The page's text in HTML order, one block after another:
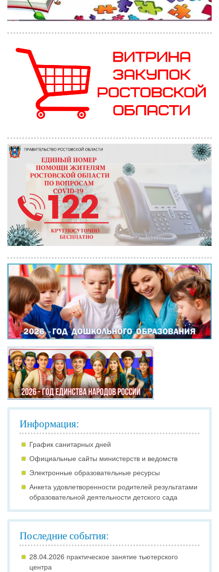
Информация:
График санитарных дней
Официальные сайты министерств и ведомств
Электронные образовательные ресурсы
Анкета удовлетворенности родителей результатами
образовательной деятельности детского сада
Последние события:
28.04.2026 практическое занятие тьютерского
центра